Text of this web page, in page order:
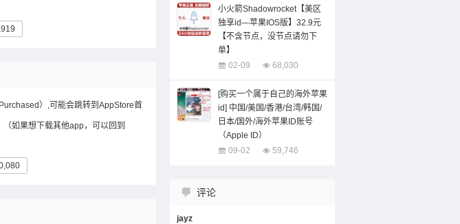
）,可能会跳转到AppStore首
如果想下载其他app，可以回到
小火箭Shadowrocket【美区
独享id—苹果IOS版】32.9元
【不含节点，没节点请勿下
单】
02-09
68,030
[购买一个属于自己的海外苹果
id] 中国/美国/香港/台湾/韩国/
日本/国外/海外苹果ID账号
（Apple ID）
09-02
59,746
评论
jayz